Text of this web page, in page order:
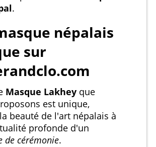
.
népalais
sur
Masque Lakhey que
est unique,
beauté de l'art népalais à
profonde d'un
de cérémonie.